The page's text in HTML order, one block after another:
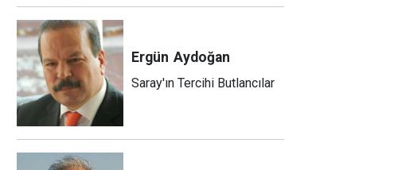
Ergün Aydoğan
Saray'ın Tercihi Butlancılar